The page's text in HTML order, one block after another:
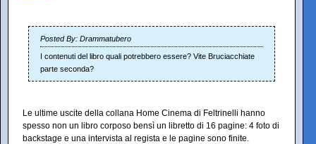
Posted By: Drammatubero
I contenuti del libro quali potrebbero essere? Vite Bruciacchiate
parte seconda?
Le ultime uscite della collana Home Cinema di Feltrinelli hanno
spesso non un libro corposo bensì un libretto di 16 pagine: 4 foto di
backstage e una intervista al regista e le pagine sono finite.